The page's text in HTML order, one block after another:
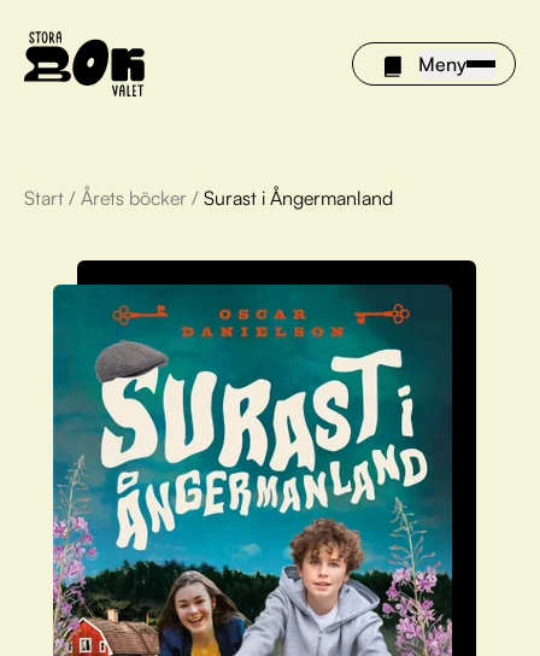
Meny
Årets böcker
Om Stora bokvalet
Olivia tipsar
Vinnare
FAQ
För bibliotek
Start / Årets böcker / Surast i Ångermanland